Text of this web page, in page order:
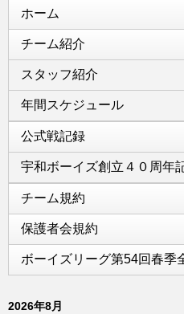
ホーム
チーム紹介
スタッフ紹介
年間スケジュール
公式戦記録
宇和ボーイズ創立４０周年
チーム規約
保護者会規約
ボーイズリーグ第54回春季
2026年8月